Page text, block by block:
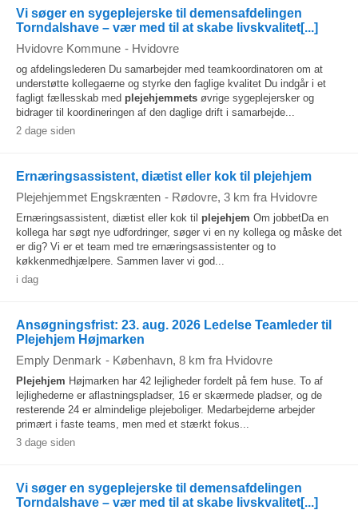
Vi søger en sygeplejerske til demensafdelingen
Torndalshave – vær med til at skabe livskvalitet[...]
Hvidovre Kommune - Hvidovre
og afdelingslederen Du samarbejder med teamkoordinatoren om at
understøtte kollegaerne og styrke den faglige kvalitet Du indgår i et
fagligt fællesskab med plejehjemmets øvrige sygeplejersker og
bidrager til koordineringen af den daglige drift i samarbejde...
2 dage siden
Ernæringsassistent, diætist eller kok til plejehjem
Plejehjemmet Engskrænten - Rødovre, 3 km fra Hvidovre
Ernæringsassistent, diætist eller kok til plejehjem Om jobbetDa en
kollega har søgt nye udfordringer, søger vi en ny kollega og måske det
er dig? Vi er et team med tre ernæringsassistenter og to
køkkenmedhjælpere. Sammen laver vi god...
i dag
Ansøgningsfrist: 23. aug. 2026 Ledelse Teamleder til
Plejehjem Højmarken
Emply Denmark - København, 8 km fra Hvidovre
Plejehjem Højmarken har 42 lejligheder fordelt på fem huse. To af
lejlighederne er aflastningspladser, 16 er skærmede pladser, og de
resterende 24 er almindelige plejeboliger. Medarbejderne arbejder
primært i faste teams, men med et stærkt fokus...
3 dage siden
Vi søger en sygeplejerske til demensafdelingen
Torndalshave – vær med til at skabe livskvalitet[...]